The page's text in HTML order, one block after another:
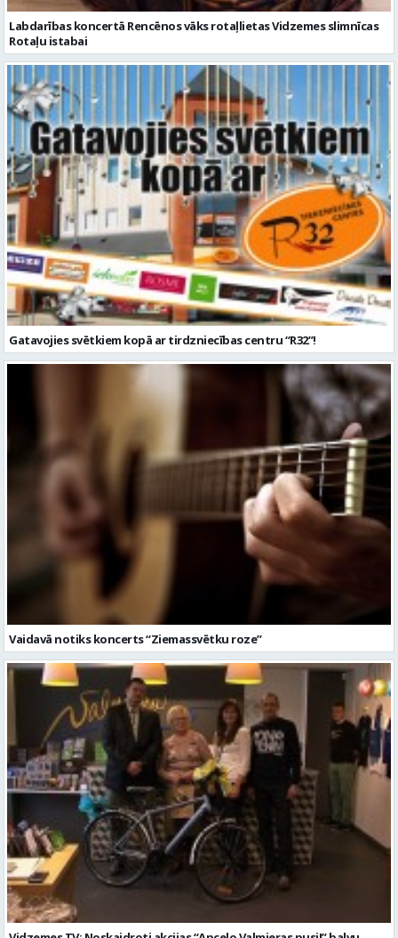
Labdarības koncertā Rencēnos vāks rotaļlietas Vidzemes slimnīcas
Rotaļu istabai
Gatavojies svētkiem kopā ar tirdzniecības centru “R32”!
Vaidavā notiks koncerts “Ziemassvētku roze”